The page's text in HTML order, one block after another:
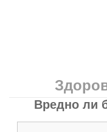
Вредно ли